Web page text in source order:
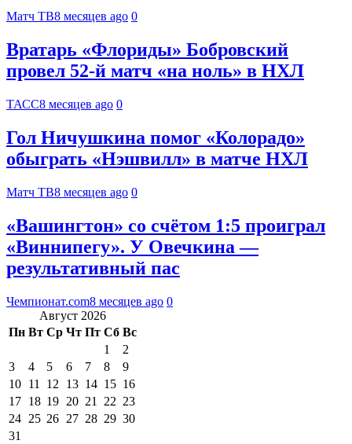
Матч ТВ8 месяцев ago 0
Вратарь «Флориды» Бобровский
провел 52-й матч «на ноль» в НХЛ
ТАСС8 месяцев ago 0
Гол Ничушкина помог «Колорадо»
обыграть «Нэшвилл» в матче НХЛ
Матч ТВ8 месяцев ago 0
«Вашингтон» со счётом 1:5 проиграл
«Виннипегу». У Овечкина —
результативный пас
Чемпионат.com8 месяцев ago 0
Август 2026
Пн Вт Ср Чт Пт Сб Вс
1
2
3
4 5 6 7 8
9
10 11 12 13 14 15 16
17 18 19 20 21 22 23
24 25 26 27 28 29 30
31